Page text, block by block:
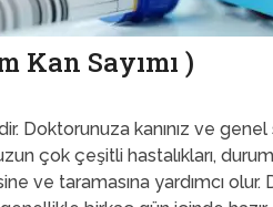
Kan Sayımı )
Doktorunuza kanınız ve genel
çok çeşitli hastalıkları,
ve taramasına yardımcı olur.